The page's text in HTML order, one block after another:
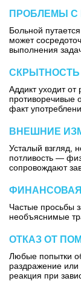
ПРОБЛЕМЫ С
Больной
может
выполнения
Аддикт уходит
противоречивые
факт
ВНЕШНИЕ
Усталый взгляд,
потливость —
сопровождают
Частые просьбы
необъяснимые
ОТКАЗ ОТ
Любые попытки
раздражение
реакция при